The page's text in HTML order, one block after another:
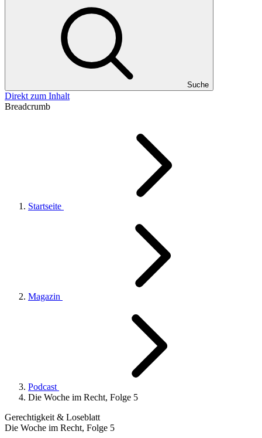
Suche
Direkt zum Inhalt
Breadcrumb
Startseite
Magazin
Podcast
Die Woche im Recht, Folge 5
Gerechtigkeit & Loseblatt
Die Woche im Recht, Folge 5